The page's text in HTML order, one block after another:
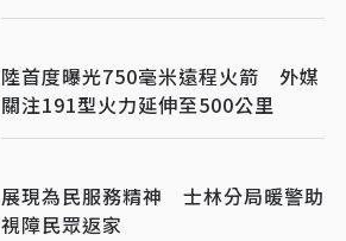
陸首度曝光750毫米遠程火箭 外媒
關注191型火力延伸至500公里
展現為民服務精神 士林分局暖警助
視障民眾返家